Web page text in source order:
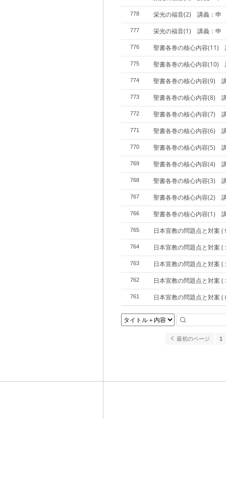
778 栄光の福音(2) 講義：
777 栄光の福音(1) 講義：
776 聖書各巻の核心内容
775 聖書各巻の核心内容
774 聖書各巻の核心内容(9)
773 聖書各巻の核心内容(8)
772 聖書各巻の核心内容(7)
771 聖書各巻の核心内容(6)
770 聖書各巻の核心内容(5)
769 聖書各巻の核心内容(4)
768 聖書各巻の核心内容(3)
767 聖書各巻の核心内容(2)
766 聖書各巻の核心内容(1)
765 日本宣教の問題点と対案 (
764 日本宣教の問題点と対案 (
763 日本宣教の問題点と対案 (
762 日本宣教の問題点と対案 (
761 日本宣教の問題点と対案 (
最初のページ 1